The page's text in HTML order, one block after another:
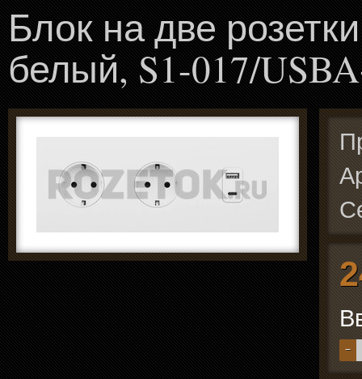
Блок на две
белый, S1-017/
−